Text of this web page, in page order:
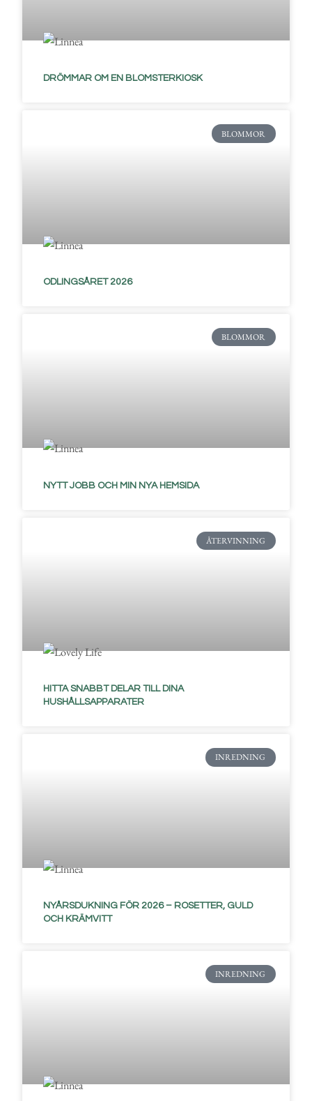
DRÖMMAR OM EN BLOMSTERKIOSK
BLOMMOR
ODLINGSÅRET 2026
BLOMMOR
NYTT JOBB OCH MIN NYA HEMSIDA
ÅTERVINNING
HITTA SNABBT DELAR TILL DINA
HUSHÅLLSAPPARATER
INREDNING
NYÅRSDUKNING FÖR 2026 – ROSETTER, GULD
OCH KRÄMVITT
INREDNING